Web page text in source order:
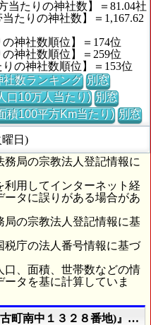
当たりの神社数】＝81.04社
当たりの神社数】＝1,167.62
の神社数順位】＝174位
の神社数順位】＝259位
りの神社数順位】＝153位
社数ランキング 別窓
口10万人当たり) 別窓
積100平方Km当たり) 別窓
曜日)
務局の宗教法人登記情報に
利用してインターネット経
タに誤りがある場合があ
局の宗教法人登記情報に基
税庁の法人番号情報に基づ
口、面積、世帯数などの情
タを基に計算していま
町南中１３２８番地)』の